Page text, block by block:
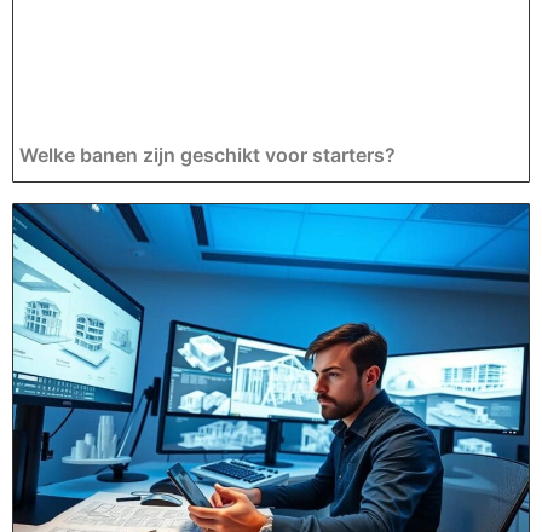
Welke banen zijn geschikt voor starters?